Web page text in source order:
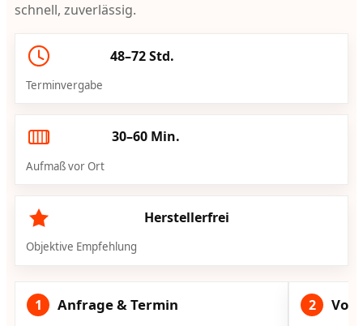
schnell, zuverlässig.
48–72 Std.
Terminvergabe
30–60 Min.
Aufmaß vor Ort
Herstellerfrei
Objektive Empfehlung
1 Anfrage & Termin 2